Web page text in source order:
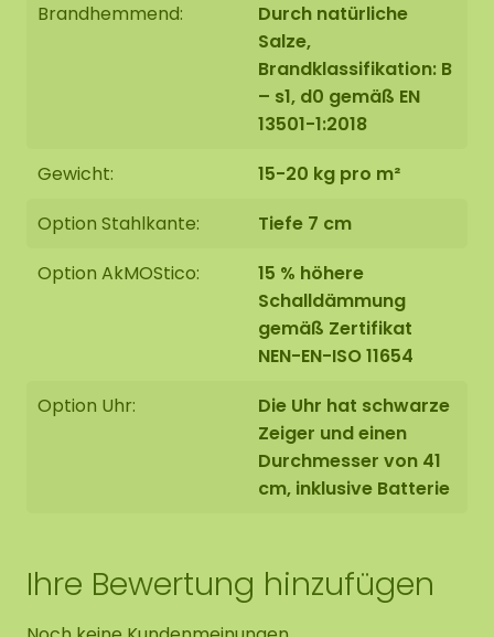
Ausführung 2: Die Kante ist mit einer erhöhten
hochwertigen Pulverbeschichtung in MAT-
Die Mooszirkel werden auf Bestellung in Asten (NL)
mit größter Sorgfalt für Sie handgefertigt.
Sie haben die Möglichkeit, den Mooszirkel
1: Abholung an der Adresse Florapark 14 in Asten
Wir bieten Ihnen auch die Möglichkeit, den
Mooszirkel von unserem Montageteam aufhängen
zu lassen. Sollte dies gewünscht sein, geben Sie
Brandhemmend:
Durch natürliche
Salze,
Brandklassifikation: B
– s1, d0 gemäß EN
13501-1:2018
Gewicht:
15-20 kg pro m²
Option Stahlkante:
Tiefe 7 cm
Option AkMOStico:
15 % höhere
Schalldämmung
gemäß Zertifikat
NEN-EN-ISO 11654
Option Uhr:
Die Uhr hat schwarze
Zeiger und einen
Durchmesser von 41
cm, inklusive Batterie
Ihre Bewertung hinzufügen